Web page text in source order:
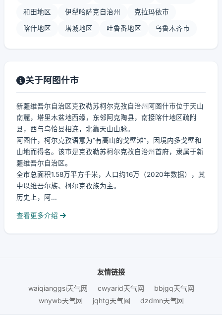
和田地区 伊犁哈萨克自治州 克拉玛依市
喀什地区 塔城地区 吐鲁番地区 乌鲁木齐市
关于阿图什市
新疆维吾尔自治区克孜勒苏柯尔克孜自治州阿图什市位于天山
南麓，塔里木盆地西缘，东邻阿克陶县，南接喀什地区疏附
县，西与乌恰县相连，北靠天山山脉。
阿图什，柯尔克孜语意为“有高山的戈壁滩”，因境内多戈壁和
山地而得名。该市是克孜勒苏柯尔克孜自治州首府，隶属于新
疆维吾尔自治区。
全市总面积1.58万平方千米，人口约16万（2020年数据），其
中以维吾尔族、柯尔克孜族为主。
历史上，阿...
查看更多介绍
友情链接
waiqianggsi天气网
cwyarid天气网
bbjgq天气网
wnywb天气网
jqhtg天气网 dzdmn天气网